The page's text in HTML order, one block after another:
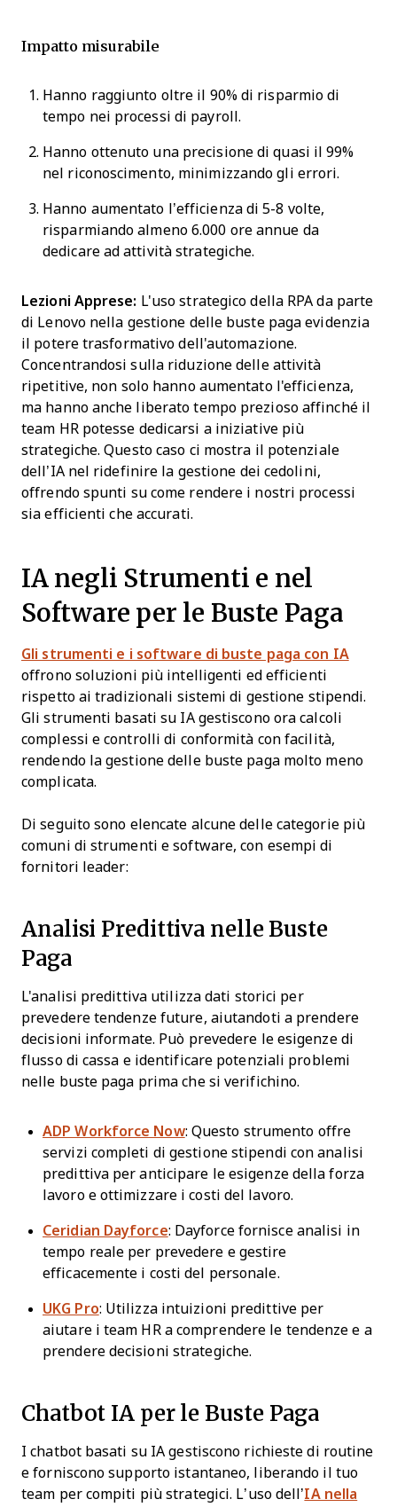
Impatto misurabile
Hanno raggiunto oltre il 90% di risparmio di
tempo nei processi di payroll.
Hanno ottenuto una precisione di quasi il 99%
nel riconoscimento, minimizzando gli errori.
Hanno aumentato l’efficienza di 5-8 volte,
risparmiando almeno 6.000 ore annue da
dedicare ad attività strategiche.
Lezioni Apprese: L'uso strategico della RPA da parte
di Lenovo nella gestione delle buste paga evidenzia
il potere trasformativo dell'automazione.
Concentrandosi sulla riduzione delle attività
ripetitive, non solo hanno aumentato l'efficienza,
ma hanno anche liberato tempo prezioso affinché il
team HR potesse dedicarsi a iniziative più
strategiche. Questo caso ci mostra il potenziale
dell’IA nel ridefinire la gestione dei cedolini,
offrendo spunti su come rendere i nostri processi
sia efficienti che accurati.
IA negli Strumenti e nel
Software per le Buste Paga
Gli strumenti e i software di buste paga con IA
offrono soluzioni più intelligenti ed efficienti
rispetto ai tradizionali sistemi di gestione stipendi.
Gli strumenti basati su IA gestiscono ora calcoli
complessi e controlli di conformità con facilità,
rendendo la gestione delle buste paga molto meno
complicata.
Di seguito sono elencate alcune delle categorie più
comuni di strumenti e software, con esempi di
fornitori leader:
Analisi Predittiva nelle Buste
Paga
L'analisi predittiva utilizza dati storici per
prevedere tendenze future, aiutandoti a prendere
decisioni informate. Può prevedere le esigenze di
flusso di cassa e identificare potenziali problemi
nelle buste paga prima che si verifichino.
ADP Workforce Now: Questo strumento offre
servizi completi di gestione stipendi con analisi
predittiva per anticipare le esigenze della forza
lavoro e ottimizzare i costi del lavoro.
Ceridian Dayforce: Dayforce fornisce analisi in
tempo reale per prevedere e gestire
efficacemente i costi del personale.
UKG Pro: Utilizza intuizioni predittive per
aiutare i team HR a comprendere le tendenze e a
prendere decisioni strategiche.
Chatbot IA per le Buste Paga
I chatbot basati su IA gestiscono richieste di routine
e forniscono supporto istantaneo, liberando il tuo
team per compiti più strategici. L’uso dell’IA nella